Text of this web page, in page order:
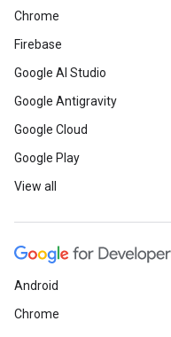
Chrome
Firebase
Google AI Studio
Google Antigravity
Google Cloud
Google Play
View all
Android
Chrome